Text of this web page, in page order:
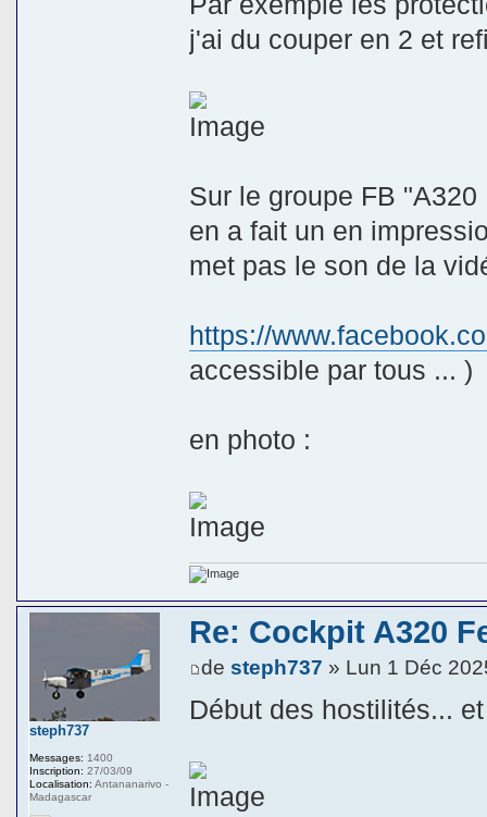
j'ai du couper en 2 et
Sur le groupe FB
en a fait un en
met pas le son de la
https://
accessible par tous ... )
en photo :
Re: Cockpit A320
desteph737 » Lun 1 Déc
Début des hostilités...
steph737
Messages: 1400
Inscription: 27/03/09
Localisation: Antananarivo -
Madagascar